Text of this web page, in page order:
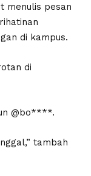
menulis pesan
di kampus.
di
@bo****.
tambah